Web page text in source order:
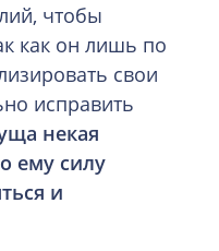
чтобы
как он лишь по
свои
исправить
некая
ему силу
и